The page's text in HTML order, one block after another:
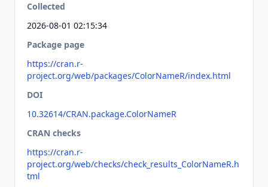
Collected
2026-08-01 02:15:34
Package page
https://cran.r-
project.org/web/packages/ColorNameR/index.html
DOI
10.32614/CRAN.package.ColorNameR
CRAN checks
https://cran.r-
project.org/web/checks/check_results_ColorNameR.h
tml